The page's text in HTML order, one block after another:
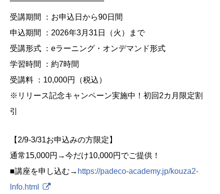
受講期間 ：お申込日から90日間
申込期間 ：2026年3月31日（火）まで
受講形式 ：eラーニング・オンデマンド形式
学習時間 ：約7時間
受講料 ：10,000円（税込）
※リリース記念キャンペーン実施中！初回2カ月限定割
引
【2/9-3/31お申込みの方限定】
通常15,000円→今だけ10,000円でご提供！
■講座を申し込む→ https://padeco-academy.jp/kouza2-
Info.html